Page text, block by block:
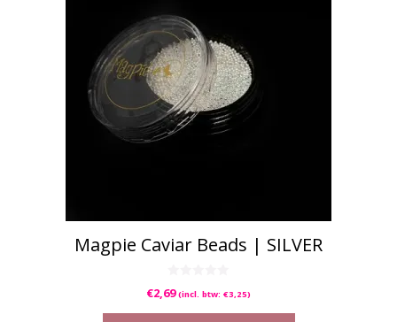
Magpie Caviar Beads | SILVER
0
v
€2,69 (incl. btw: €3,25)